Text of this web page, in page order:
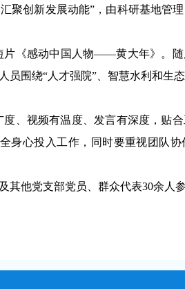
汇聚创新发展动能” ， 由科研基地管
片《感动中国人物——黄大年》。 随
员围绕“人才强院” 智慧水利 和生
度 视频有温度、 发言有深度， 贴
全身心投入 工作 ，同时要重视团队协
其他党支部党员 群众代表30余人